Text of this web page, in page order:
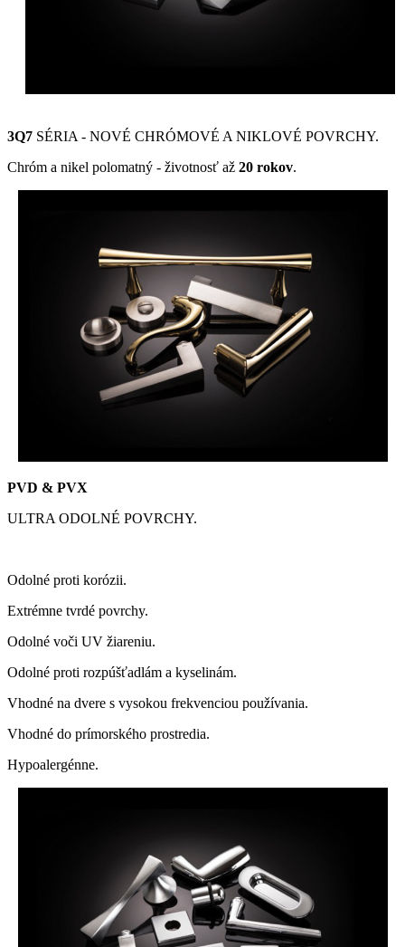
3Q7 SÉRIA - NOVÉ CHRÓMOVÉ A NIKLOVÉ POVRCHY.
Chróm a nikel polomatný - životnosť až 20 rokov.
PVD & PVX
ULTRA ODOLNÉ POVRCHY.
Odolné proti korózii.
Extrémne tvrdé povrchy.
Odolné voči UV žiareniu.
Odolné proti rozpúšťadlám a kyselinám.
Vhodné na dvere s vysokou frekvenciou používania.
Vhodné do prímorského prostredia.
Hypoalergénne.